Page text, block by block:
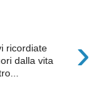
›
ricordiate
dalla vita